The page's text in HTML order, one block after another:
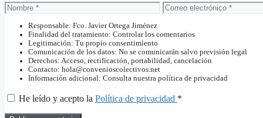
Nombre
Correo
electrónico
Responsable: Fco. Javier Ortega Jiménez
Finalidad del tratamiento: Controlar los comentarios
Legitimación: Tu propio consentimiento
Comunicación de los datos: No se comunicarán salvo previsión legal
Derechos: Acceso, rectificación, portabilidad, cancelación
Contacto: hola@convenioscolectivos.net
Información adicional: Consulta nuestra política de privacidad
He leído y acepto la Política de privacidad *